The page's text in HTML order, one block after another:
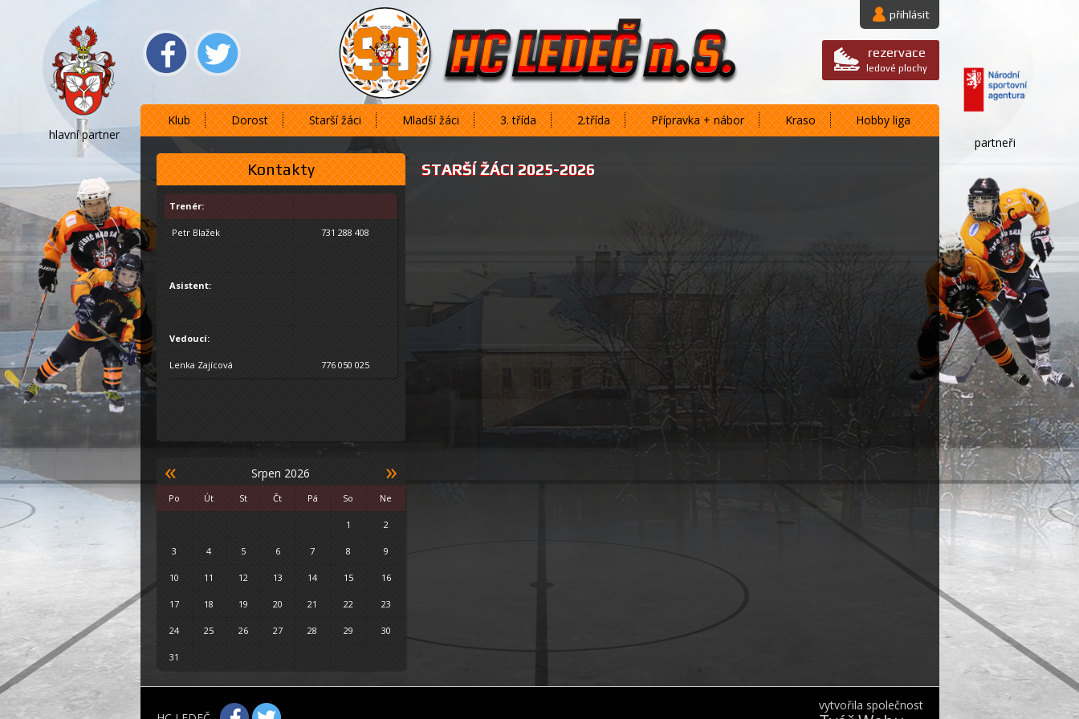
přihlásit
rezervace
ledové plochy
Klub Dorost Starší žáci Mladší žáci 3. třída 2.třída Přípravka + nábor Kraso Hobby liga
Kontakty
Trenér:
Petr Blažek 731 288 408
Asistent:
Vedoucí:
Lenka Zajícová 776 050 025
« »
Srpen 2026
Po Út St Čt Pá So Ne
1 2
3 4 5 6 7 8 9
10 11 12 13 14 15 16
17 18 19 20 21 22 23
24 25 26 27 28 29 30
31
STARŠÍ ŽÁCI 2025-2026
vytvořila společnost
hlavní partner
partneři